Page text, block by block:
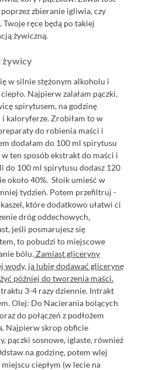
zbieranie igliwia, czy
Twoje ręce będą po takiej
żywiczną.
żywicy
w silnie stężonym alkoholu i
Najpierw zalałam pączki,
spirytusem, na godzinę
i kaloryferze. Zrobiłam to w
do robienia maści i
dodałam do 100 ml spirytusu
ten sposób ekstrakt do maści i
do 100 ml spirytusu dodasz 120
około 40%. Słoik umieść w
tydzień. Potem przefiltruj -
które dodatkowo ułatwi ci
dróg oddechowych,
jeśli posmarujesz się
to pobudzi to miejscowe
bólu. Zamiast gliceryny
wody, ja lubię dodawać glicerynę
później do tworzenia maści.
3-4 razy dziennie. Intrakt
Olej: Do Nacierania bolących
do połączeń z podłożem
Najpierw skrop obficie
pączki sosnowe, iglaste, również
na godzinę, potem wlej
ciepłym (w lecie na